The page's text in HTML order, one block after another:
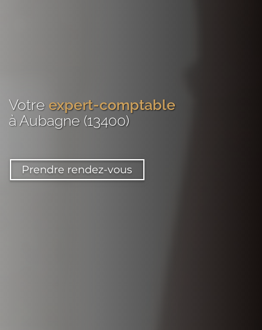
Votre expert-comptable
à Aubagne (13400)
Prendre rendez-vous